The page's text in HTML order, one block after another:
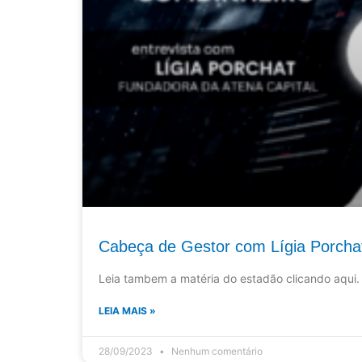
Cabeça de Gestor com Lígia
Leia tambem a matéria do estadão clicando aqui.
LEIA MAIS »
28/09/2023 Nenhum comentário